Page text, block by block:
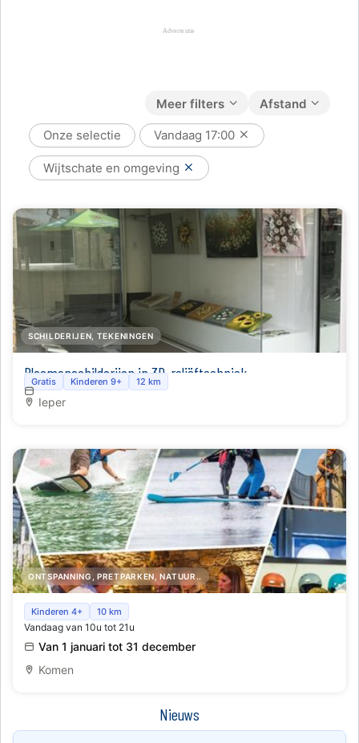
Afstand
Meer filters
Onze selectie Vandaag 17:00
Wijtschate en omgeving
SCHILDERIJEN, TEKENINGEN
Bloemenschilderijen in 3D-reliëftechniek
Gratis Kinderen 9+ 12 km
Ieper
ONTSPANNING, PRETPARKEN, NATUUR..
Ice Mountain Adventure Park – Avontuurlijk
Sportcentrum
Kinderen 4+ 10 km
Vandaag van 10u tot 21u
Van 1 januari tot 31 december
Komen
Nieuws